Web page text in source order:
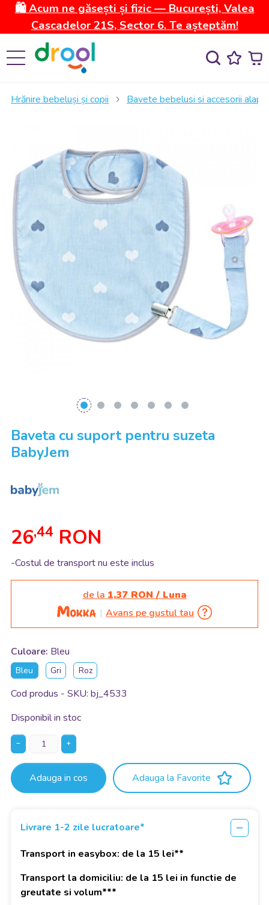
🛍️ Acum ne găsești și fizic — București, Valea
Cascadelor 21S, Sector 6. Te așteptăm!
Hrănire bebeluși și copii Bavete bebelusi si accesorii
Baveta cu suport pentru suzeta
BabyJem
26,44 RON
-Costul de transport nu este inclus
de la 1,37 RON / Luna
Avans pe gustul tau
Culoare: Bleu
Bleu Gri Roz
Cod produs - SKU bj_4533
Disponibil in stoc
− +
Adauga in cos Adauga la Favorite
Livrare 1-2 zile lucratoare*
Transport in easybox: de la 15 lei**
Transport la domiciliu: de la 15 lei in functie de
greutate si volum***